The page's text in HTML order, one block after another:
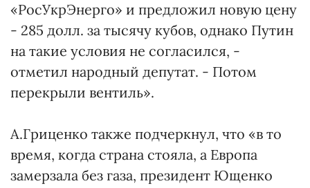
«РосУкрЭнерго» и предложил новую цену
- 285 долл. за тысячу кубов, однако Путин
на такие условия не согласился, -
отметил народный депутат. - Потом
перекрыли вентиль».
А.Гриценко также подчеркнул, что «в то
время, когда страна стояла, а Европа
замерзала без газа, президент Ющенко